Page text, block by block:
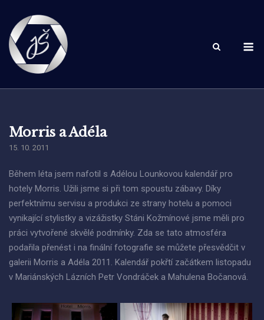
content
Morris a Adéla
15. 10. 2011
Během léta jsem nafotil s Adélou Lounkovou kalendář pro
hotely Morris. Užili jsme si při tom spoustu zábavy. Díky
perfektnímu servisu a produkci ze strany hotelu a pomoci
vynikající stylistky a vizážistky Stáni Kožmínové jsme měli pro
práci vytvořené skvělé podmínky. Zda se tato atmosféra
podařila přenést i na finální fotografie se můžete přesvědčit v
galerii Morris a Adéla 2011. Kalendář pokřtí začátkem listopadu
v Mariánských Lázních Petr Vondráček a Mahulena Bočanová.